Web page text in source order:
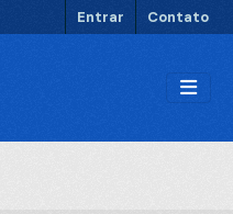
Entrar Contato